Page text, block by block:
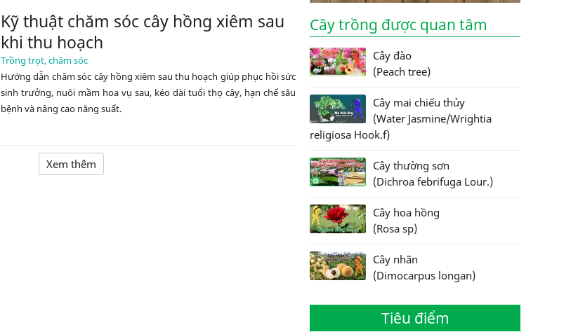
Kỹ thuật chăm sóc cây hồng xiêm sau
khi thu hoạch
Trồng trọt, chăm sóc
Hướng dẫn chăm sóc cây hồng xiêm sau thu hoạch giúp phục hồi sức
sinh trưởng, nuôi mầm hoa vụ sau, kéo dài tuổi thọ cây, hạn chế sâu
bệnh và nâng cao năng suất.
Xem thêm
Cây trồng được quan tâm
Cây đào
(Peach tree)
Cây mai chiếu thủy
(Water Jasmine/Wrightia
religiosa Hook.f)
Cây thường sơn
(Dichroa febrifuga Lour.)
Cây hoa hồng
(Rosa sp)
Cây nhãn
(Dimocarpus longan)
Tiêu điểm